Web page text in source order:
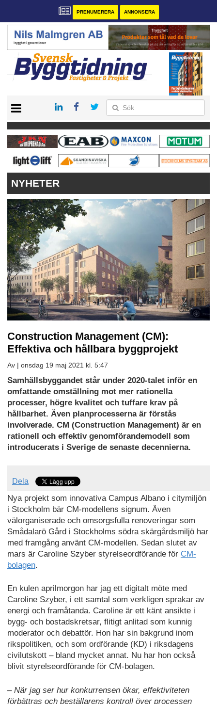
PRENUMERERA ANNONSERA
PRENUMERERA
VÅRA ANDRA MAGASIN
ANNONSERA
NYHETER
Construction Management (CM):
Effektiva och hållbara byggprojekt
Av | onsdag 19 maj 2021 kl. 5:47
Samhällsbyggandet står under 2020-talet inför en
omfattande omställning mot mer rationella
processer, högre kvalitet och tuffare krav på
hållbarhet. Även planprocesserna är förstås
involverade. CM (Construction Management) är en
rationell och effektiv genomförandemodell som
introducerats i Sverige de senaste decennierna.
Dela
Nya projekt som innovativa Campus Albano i citymiljön
i Stockholm bär CM-modellens signum. Även
välorganiserade och omsorgsfulla renoveringar som
Smådalarö Gård i Stockholms södra skärgårdsmiljö har
med framgång använt CM-modellen. Sedan slutet av
mars är Caroline Szyber styrelseordförande för CM-
bolagen.
En kulen aprilmorgon har jag ett digitalt möte med
Caroline Szyber, i ett samtal som verkligen sprakar av
energi och framåtanda. Caroline är ett känt ansikte i
bygg- och bostadskretsar, flitigt anlitad som kunnig
moderator och debattör. Hon har sin bakgrund inom
rikspolitiken, och som ordförande (KD) i riksdagens
civilutskott – bland mycket annat. Nu har hon också
blivit styrelseordförande för CM-bolagen.
– När jag ser hur konkurrensen ökar, effektiviteten
förbättras och beställarens kontroll över processen